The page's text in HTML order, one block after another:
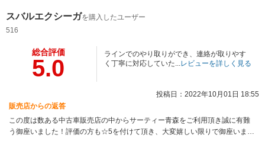
スバルエクシーガを購入したユーザー
516
総合評価
5.0
ラインでのやり取りができ、連絡が取りやす
く丁寧に対応していた...レビューを詳しく見る
投稿日：2022年10月01日 18:55
販売店からの返答
この度は数ある中古車販売店の中からサーティー青森をご利用頂き誠に有難
う御座いました！評価の方も☆5を付けて頂き、大変嬉しい限りで御座いま